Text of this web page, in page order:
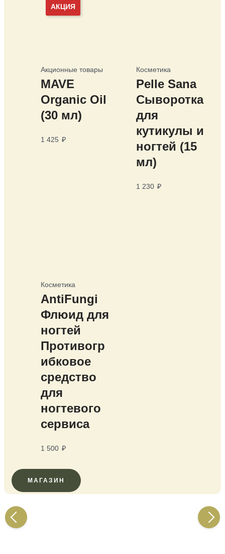
АКЦИЯ
Акционные товары
MAVE
Organic Oil
(30 мл)
1 425 ₽
Косметика
Pelle Sana
Сыворотка
для
кутикулы и
ногтей (15
мл)
1 230 ₽
Косметика
AntiFungi
Флюид для
ногтей
Противогр
ибковое
средство
для
ногтевого
сервиса
1 500 ₽
МАГАЗИН
Предыдущая